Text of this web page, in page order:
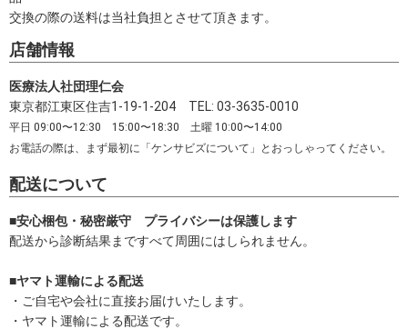
交換の際の送料は当社負担とさせて頂きます。
店舗情報
医療法人社団理仁会
東京都江東区住吉1-19-1-204 TEL: 03-3635-0010
平日 09:00〜12:30 15:00〜18:30 土曜 10:00〜14:00
お電話の際は、まず最初に「ケンサビズについて」とおっしゃってください。
配送について
■安心梱包・秘密厳守 プライバシーは保護します
配送から診断結果まですべて周囲にはしられません。
■ヤマト運輸による配送
・ご自宅や会社に直接お届けいたします。
・ヤマト運輸による配送です。